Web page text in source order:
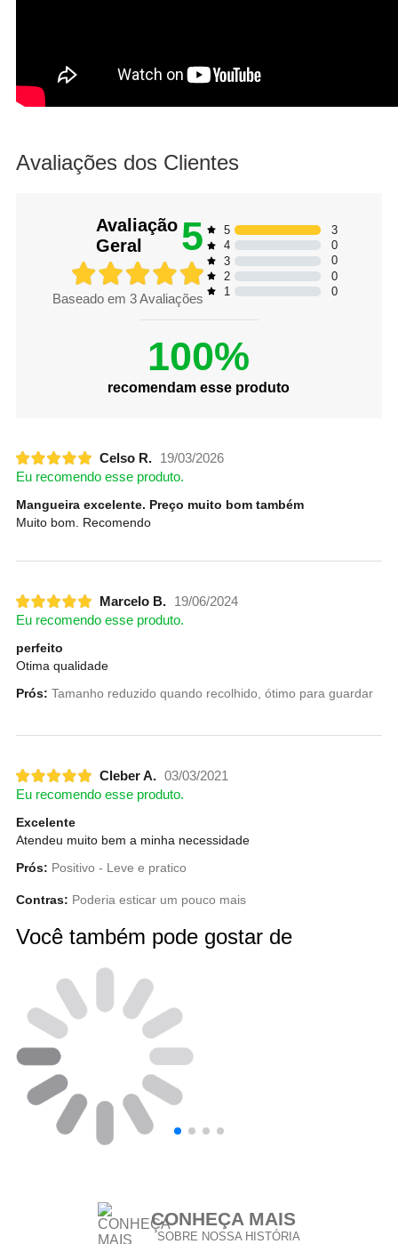
Avaliações dos Clientes
Avaliação
Geral
5
Baseado em 3Avaliações
5
3
4
0
3
0
2
0
1
0
100%
recomendam esse produto
Celso R.
19/03/2026
Eu recomendo esse produto.
Mangueira excelente. Preço muito bom também
Muito bom. Recomendo
Marcelo B.
19/06/2024
Eu recomendo esse produto.
perfeito
Otima qualidade
Prós: Tamanho reduzido quando recolhido, ótimo para guardar
Cleber A. 03/03/2021
Eu recomendo esse produto.
Excelente
Atendeu muito bem a minha necessidade
Prós: Positivo - Leve e pratico
Contras: Poderia esticar um pouco mais
Você também pode gostar de
CONHEÇA MAIS
SOBRE NOSSA HISTÓRIA